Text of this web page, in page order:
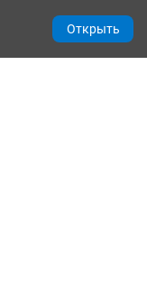
Открыть